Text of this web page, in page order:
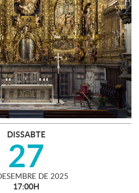
DISSABTE
27DE 2025
17:00H